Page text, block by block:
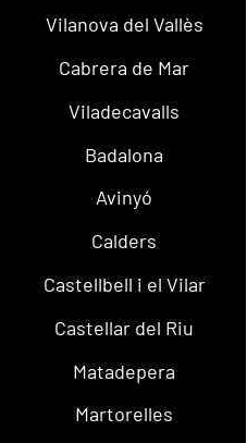
Vilanova del Vallès
Cabrera de Mar
Viladecavalls
Badalona
Avinyó
Calders
Castellbell i el Vilar
Castellar del Riu
Matadepera
Martorelles